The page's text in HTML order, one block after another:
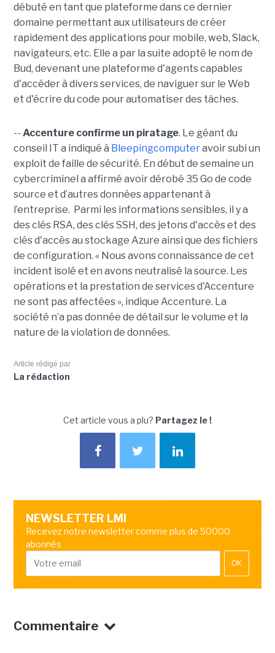
débuté en tant que plateforme dans ce dernier
domaine permettant aux utilisateurs de créer
rapidement des applications pour mobile, web, Slack,
navigateurs, etc. Elle a par la suite adopté le nom de
Bud, devenant une plateforme d'agents capables
d'accéder à divers services, de naviguer sur le Web
et d'écrire du code pour automatiser des tâches.
-- Accenture confirme un piratage. Le géant du
conseil IT a indiqué à Bleepingcomputeravoir subi un
exploit de faille de sécurité. En début de semaine un
cybercriminel a affirmé avoir dérobé 35 Go de code
source et d’autres données appartenant à
l’entreprise. Parmi les informations sensibles, il y a
des clés RSA, des clés SSH, des jetons d'accès et des
clés d'accès au stockage Azure ainsi que des fichiers
de configuration. « Nous avons connaissance de cet
incident isolé et en avons neutralisé la source. Les
opérations et la prestation de services d'Accenture
ne sont pas affectées », indique Accenture. La
société n’a pas donnée de détail sur le volume et la
nature de la violation de données.
Article rédigé par
La rédaction
Cet article vous a plu? Partagez le !
NEWSLETTER LMI
Recevez notre newsletter comme plus de 50000
abonnés
OK
Commentaire